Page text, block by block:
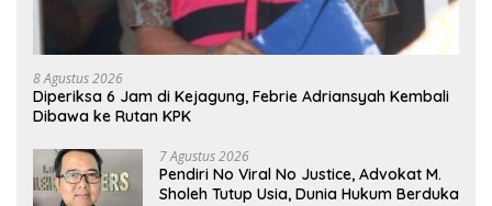
8 Agustus 2026
Diperiksa 6 Jam di Kejagung, Febrie Adriansyah Kembali
Dibawa ke Rutan KPK
7 Agustus 2026
Pendiri No Viral No Justice, Advokat M.
Sholeh Tutup Usia, Dunia Hukum Berduka